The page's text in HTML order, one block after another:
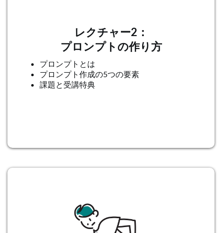
レクチャー2：
プロンプトの作り方
プロンプトとは
プロンプト作成の5つの要素
課題と受講特典